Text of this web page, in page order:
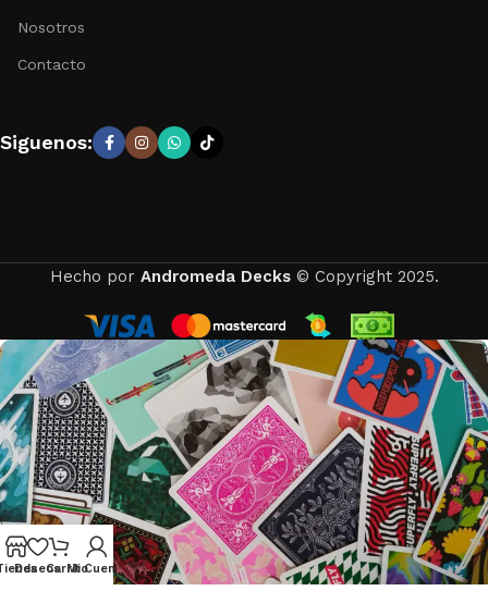
Nosotros
Contacto
Siguenos:
Hecho por Andromeda Decks© Copyright 2025.
DeseosCarritoMi Cuenta